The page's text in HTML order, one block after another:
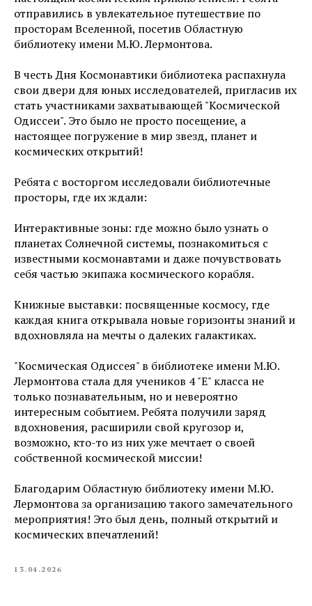
отправились в увлекательное путешествие по
просторам Вселенной, посетив Областную
библиотеку имени М.Ю. Лермонтова.
В честь Дня Космонавтики библиотека распахнула
свои двери для юных исследователей, пригласив их
стать участниками захватывающей "Космической
Одиссеи". Это было не просто посещение, а
настоящее погружение в мир звезд, планет и
космических открытий!
Ребята с восторгом исследовали библиотечные
просторы, где их ждали:
Интерактивные зоны: где можно было узнать о
планетах Солнечной системы, познакомиться с
известными космонавтами и даже почувствовать
себя частью экипажа космического корабля.
Книжные выставки: посвященные космосу, где
каждая книга открывала новые горизонты знаний и
вдохновляла на мечты о далеких галактиках.
"Космическая Одиссея" в библиотеке имени М.Ю.
Лермонтова стала для учеников 4 "Е" класса не
только познавательным, но и невероятно
интересным событием. Ребята получили заряд
вдохновения, расширили свой кругозор и,
возможно, кто-то из них уже мечтает о своей
собственной космической миссии!
Благодарим Областную библиотеку имени М.Ю.
Лермонтова за организацию такого замечательного
мероприятия! Это был день, полный открытий и
космических впечатлений!
13.04.2026